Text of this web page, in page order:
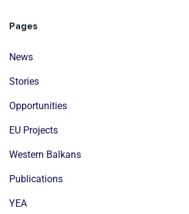
Pages
News
Stories
Opportunities
EU Projects
Western Balkans
Publications
YEA